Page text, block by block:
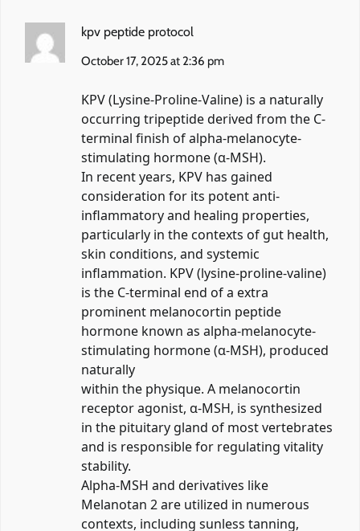
kpv peptide protocol
October 17, 2025 at 2:36 pm
KPV (Lysine-Proline-Valine) is a naturally
occurring tripeptide derived from the C-
terminal finish of alpha-melanocyte-
stimulating hormone (α-MSH).
In recent years, KPV has gained
consideration for its potent anti-
inflammatory and healing properties,
particularly in the contexts of gut health,
skin conditions, and systemic
inflammation. KPV (lysine-proline-valine)
is the C-terminal end of a extra
prominent melanocortin peptide
hormone known as alpha-melanocyte-
stimulating hormone (α-MSH), produced
naturally
within the physique. A melanocortin
receptor agonist, α-MSH, is synthesized
in the pituitary gland of most vertebrates
and is responsible for regulating vitality
stability.
Alpha-MSH and derivatives like
Melanotan 2 are utilized in numerous
contexts, including sunless tanning,